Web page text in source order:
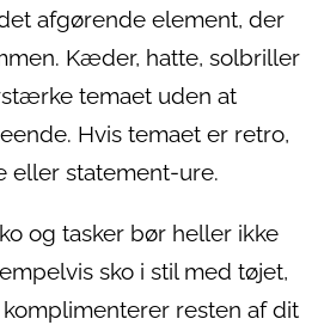
afgørende element, der
Kæder, hatte, solbriller
temaet uden at
Hvis temaet er retro,
statement-ure.
og tasker bør heller ikke
sko i stil med tøjet,
resten af dit